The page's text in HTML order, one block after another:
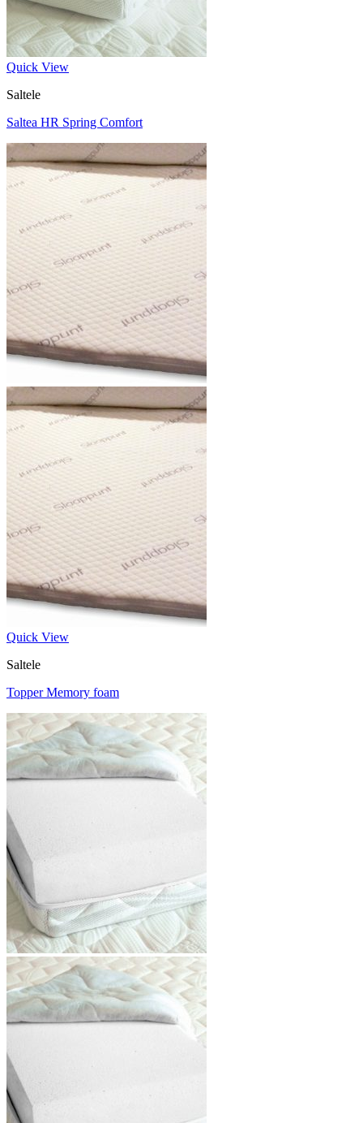
Quick View
Saltele
Saltea HR Spring Comfort
Quick View
Saltele
Topper Memory foam